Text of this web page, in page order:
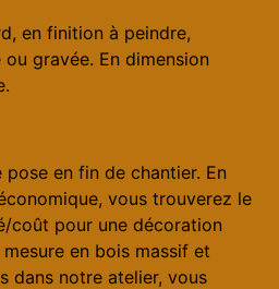
en finition à peindre,
gravée. En dimension
pose en fin de chantier. En
vous trouverez le
coût pour une décoration
en bois massif et
dans notre atelier, vous